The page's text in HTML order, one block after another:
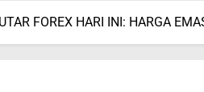
FOREX HARI INI: HARGA